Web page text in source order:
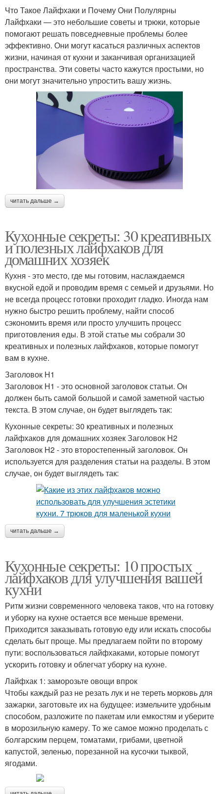
Что Такое Лайфхаки и Почему Они Полулярны
Лайфхаки — это небольшие советы и трюки, которые
помогают решать повседневные проблемы более
эффективно. Они могут касаться различных аспектов
жизни, начиная от кухни и заканчивая организацией
пространства. Эти советы часто кажутся простыми, но
они могут значительно упростить вашу жизнь.
читать дальше →
Кухонные секреты: 30 креативных
и полезных лайфхаков для
домашних хозяек
Кухня - это место, где мы готовим, наслаждаемся
вкусной едой и проводим время с семьей и друзьями. Но
не всегда процесс готовки проходит гладко. Иногда нам
нужно быстро решить проблему, найти способ
сэкономить время или просто улучшить процесс
приготовления еды. В этой статье мы собрали 30
креативных и полезных лайфхаков, которые помогут
вам в кухне.
Заголовок H1
Заголовок H1 - это основной заголовок статьи. Он
должен быть самой большой и самой заметной частью
текста. В этом случае, он будет выглядеть так:
Кухонные секреты: 30 креативных и полезных
лайфхаков для домашних хозяек Заголовок H2
Заголовок H2 - это второстепенный заголовок. Он
используется для разделения статьи на разделы. В этом
случае, он будет выглядеть так:
читать дальше →
Кухонные секреты: 10 простых
лайфхаков для улучшения вашей
кухни
Ритм жизни современного человека таков, что на готовку
и уборку на кухне остается все меньше времени.
Приходится заказывать готовую еду или искать способы
сделать быт проще. Мы предлагаем пойти по второму
пути: воспользоваться лайфхаками, которые помогут
ускорить готовку и облегчат уборку на кухне.
Лайфхак 1: заморозьте овощи впрок
Чтобы каждый раз не резать лук и не тереть морковь для
зажарки, заготовьте их на будущее: измельчите удобным
способом, разложите по пакетам или емкостям и уберите
в морозильную камеру. То же самое можно проделать с
болгарским перцем, томатами, грибами, цветной
капустой, зеленью, порезанной на кусочки тыквой,
ягодами.